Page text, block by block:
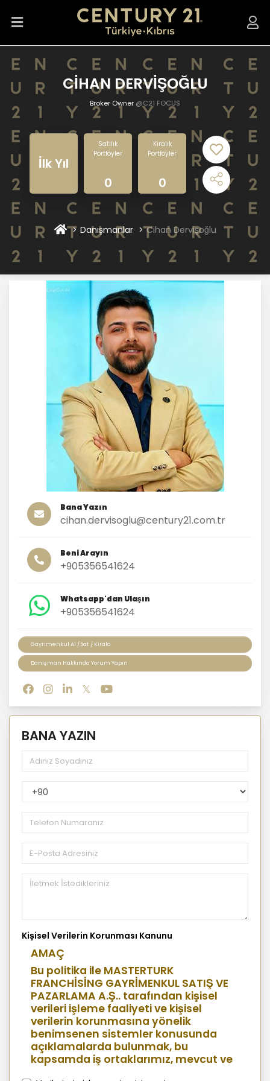
CİHAN DERVİŞOĞLU
Broker Owner @C21 FOCUS
İlk Yıl
Satılık
Portföyler
0
Kiralık
Portföyler
0
Danışmanlar Cihan Dervişoğlu
Bana Yazın
cihan.dervisoglu@century21.com.tr
Beni Arayın
+905356541624
Whatsapp'dan Ulaşın
+905356541624
Gayrimenkul Al / Sat / Kirala
Danışman Hakkında Yorum Yapın
BANA YAZIN
PhoneNumberCountryPhoneCode
Kişisel Verilerin Korunması Kanunu
AMAÇ
Bu politika ile MASTERTURK
FRANCHİSİNG GAYRİMENKUL SATIŞ VE
PAZARLAMA A.Ş.. tarafından kişisel
verileri işleme faaliyeti ve kişisel
verilerin korunmasına yönelik
benimsenen sistemler konusunda
açıklamalarda bulunmak, bu
kapsamda iş ortaklarımız, mevcut ve